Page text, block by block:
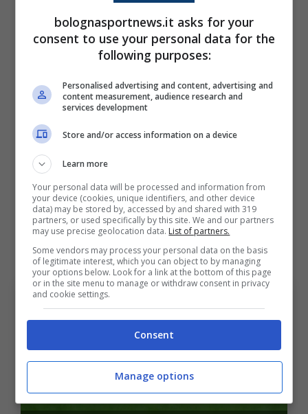
La possibilità Zanoli, invece, rientra
interesse del Napoli per Giovanni
seguito anche dalla Fiorentina. I partenopei
proposto come contropartita Alessandro
Zanoli
. Il Bologna, interessato a un terzino
destro vista la possibile cessione di Posch
all’Amburgo, valuta l’operazione, ma il Napoli
non accetta prestiti e chiede 7 milioni per
cedere Zanoli a titolo definitivo.
bolognasportnews.it asks for your
consent to use your personal data for the
following purposes:
Personalised advertising and content, advertising and
content measurement, audience research and
services development
Store and/or access information on a device
Learn more
Your personal data will be processed and information from
your device (cookies, unique identifiers, and other device
data) may be stored by, accessed by and shared with 319
partners, or used specifically by this site. We and our partners
may use precise geolocation data. List of partners.
Some vendors may process your personal data on the basis
of legitimate interest, which you can object to by managing
your options below. Look for a link at the bottom of this page
or in the site menu to manage or withdraw consent in privacy
and cookie settings.
Consent
Manage options